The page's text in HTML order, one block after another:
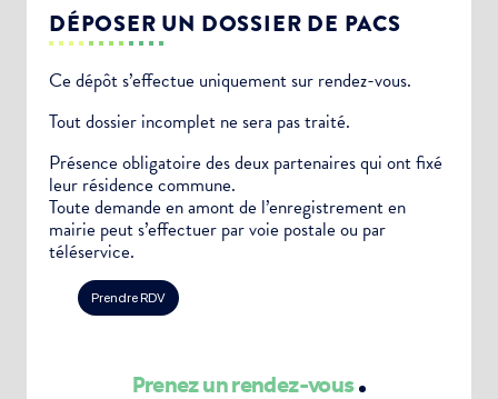
DÉPOSER UN DOSSIER DE PACS
Ce dépôt s’effectue uniquement sur rendez-vous.
Tout dossier incomplet ne sera pas traité.
Présence obligatoire des deux partenaires qui ont fixé
leur résidence commune.
Toute demande en amont de l’enregistrement en
mairie peut s’effectuer par voie postale ou par
téléservice.